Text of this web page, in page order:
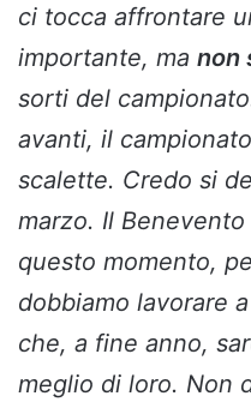
ci tocca affrontare
importante, ma non
sorti del
avanti, il
scalette. Credo si
marzo. Il
questo momento,
dobbiamo lavorare
che, a fine anno,
meglio di loro. Non